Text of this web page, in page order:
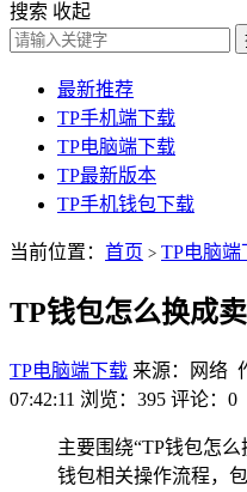
搜索 收起
最新推荐
TP手机端下载
TP电脑端下载
TP最新版本
TP手机钱包下载
当前位置： 首页 > TP电脑端
TP钱包怎么换成
TP电脑端下载 来源：网络
07:42:11 浏览：395 评论：0
主要围绕“TP钱包怎
钱包相关操作流程，